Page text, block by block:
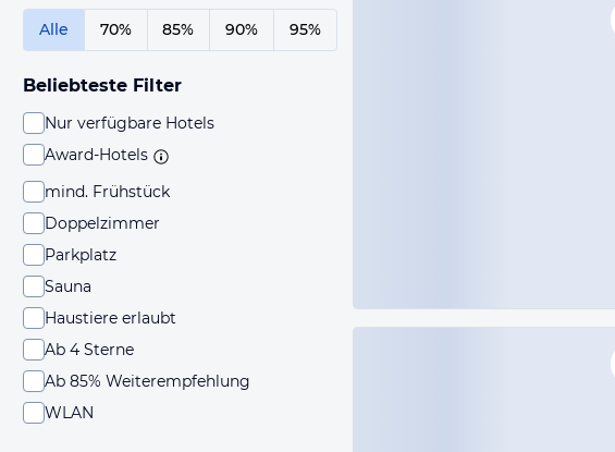
Alle 70% 85% 90% 95%
Beliebteste Filter
Nur verfügbare Hotels
Award-Hotels
mind. Frühstück
Doppelzimmer
Parkplatz
Sauna
Haustiere erlaubt
Ab 4 Sterne
Ab 85% Weiterempfehlung
WLAN